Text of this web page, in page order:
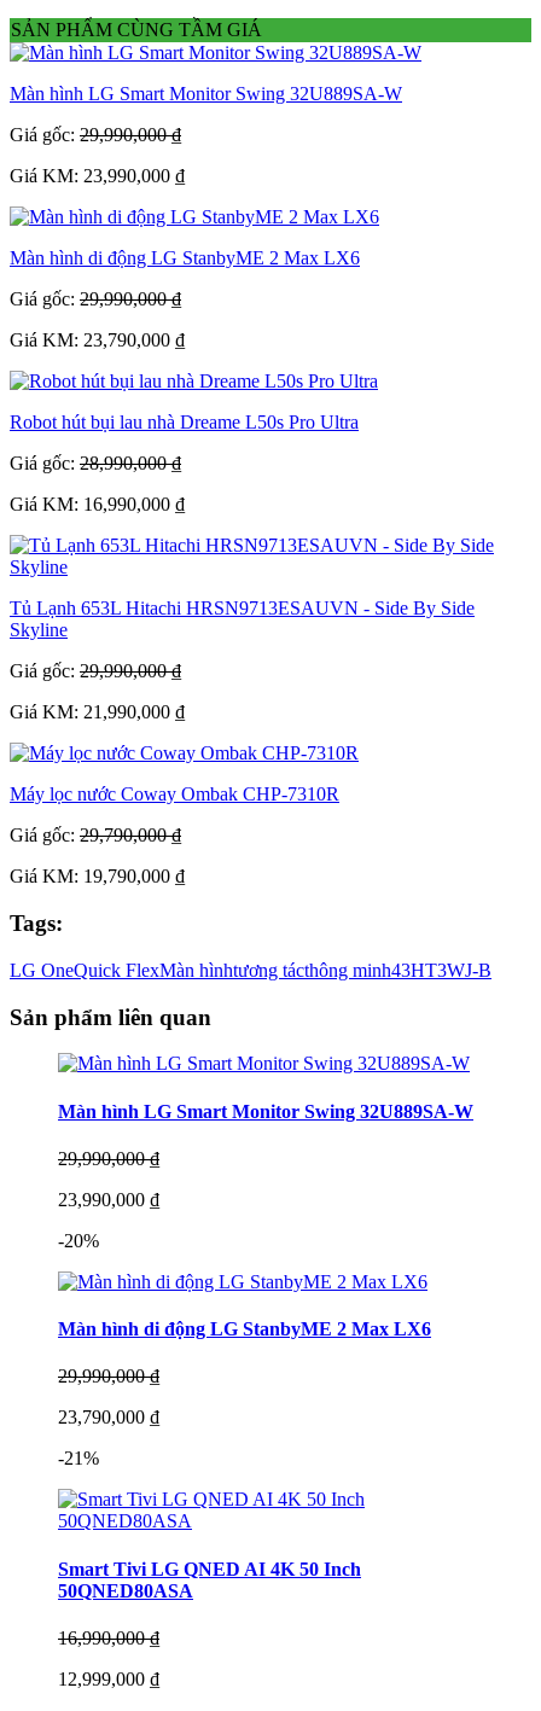
SẢN PHẨM CÙNG TẦM GIÁ
Màn hình LG Smart Monitor Swing 32U889SA-W
Giá gốc: 29,990,000 ₫
Giá KM: 23,990,000 ₫
Màn hình di động LG StanbyME 2 Max LX6
Giá gốc: 29,990,000 ₫
Giá KM: 23,790,000 ₫
Robot hút bụi lau nhà Dreame L50s Pro Ultra
Giá gốc: 28,990,000 ₫
Giá KM: 16,990,000 ₫
Tủ Lạnh 653L Hitachi HRSN9713ESAUVN - Side By Side
Skyline
Giá gốc: 29,990,000 ₫
Giá KM: 21,990,000 ₫
Máy lọc nước Coway Ombak CHP-7310R
Giá gốc: 29,790,000 ₫
Giá KM: 19,790,000 ₫
Tags:
LG OneQuick FlexMàn hìnhtương tácthông minh43HT3WJ-B
Sản phẩm liên quan
Màn hình LG Smart Monitor Swing 32U889SA-W
29,990,000 ₫
23,990,000 ₫
-20%
Màn hình di động LG StanbyME 2 Max LX6
29,990,000 ₫
23,790,000 ₫
-21%
Smart Tivi LG QNED AI 4K 50 Inch
50QNED80ASA
16,990,000 ₫
12,999,000 ₫